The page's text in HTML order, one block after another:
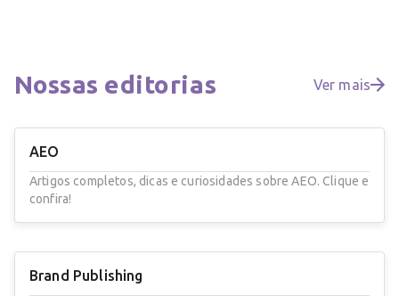
Nossas editorias Ver mais
AEO
Artigos completos, dicas e curiosidades sobre AEO. Clique e
confira!
Brand Publishing